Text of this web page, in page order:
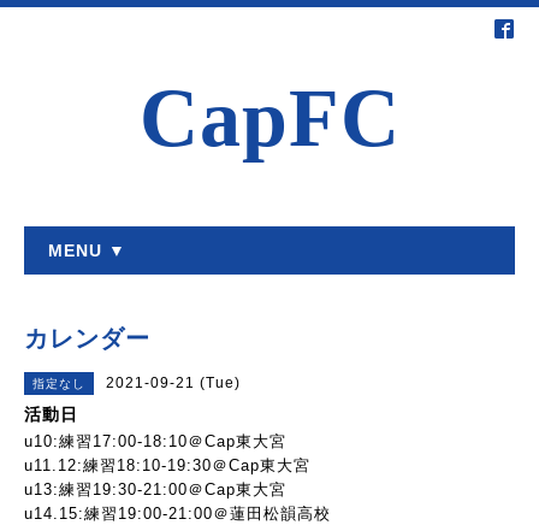
CapFC
MENU ▼
カレンダー
指定なし 2021-09-21 (Tue)
活動日
u10:練習17:00-18:10＠Cap東大宮
u11.12:練習18:10-19:30＠Cap東大宮
u13:練習19:30-21:00＠Cap東大宮
u14.15:練習19:00-21:00＠蓮田松韻高校